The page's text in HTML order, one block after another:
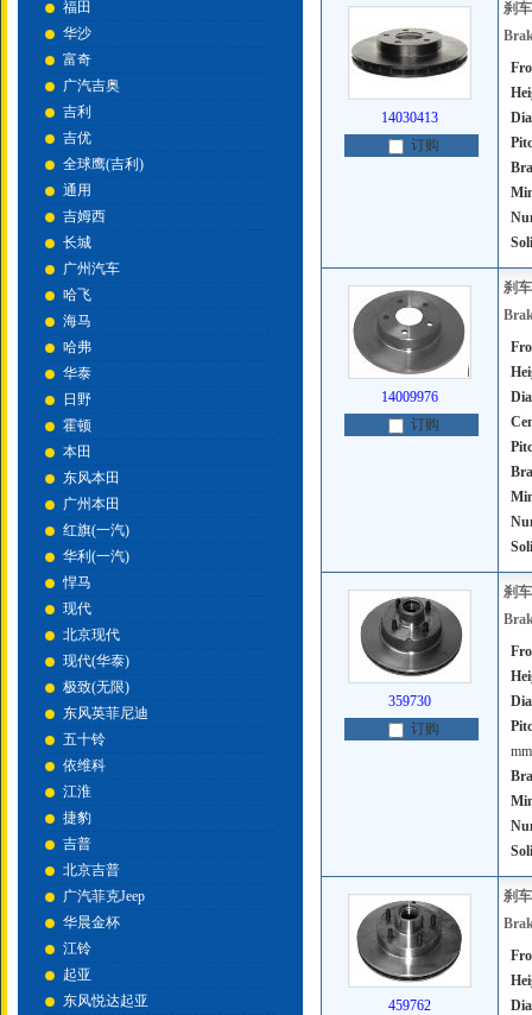
订购
14030413
刹
订购
14009976
刹
订购
359730
刹
mm
459762
刹
福田
华沙
富奇
广汽吉奥
吉利
吉优
全球鹰(吉利)
通用
吉姆西
长城
广州汽车
哈飞
海马
哈弗
华泰
日野
霍顿
本田
东风本田
广州本田
红旗(一汽)
华利(一汽)
悍马
现代
北京现代
现代(华泰)
极致(无限)
东风英菲尼迪
五十铃
依维科
江淮
捷豹
吉普
北京吉普
广汽菲克Jeep
华晨金杯
江铃
起亚
东风悦达起亚